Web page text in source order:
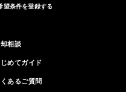
望条件を登録する
相談
めてガイド
あるご質問